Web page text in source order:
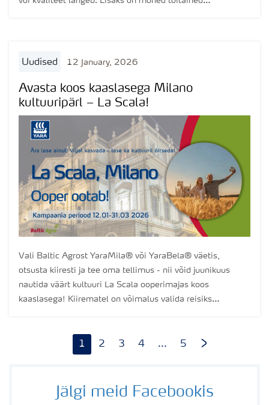
Järgmisena on tähtsad fosfor ja kaalium ning seejärel
uudised 12 January, 2026
Avasta koos kaaslasega Milano
kultuuripärl – La Scala!
Vali Baltic Agrost YaraMila® või YaraBela® väetis,
otsusta kiiresti ja tee oma tellimus - nii võid juunikuus
nautida väärt kultuuri La Scala ooperimajas koos
kaaslasega! Kiirematel on võimalus valida reisiks
1 2 3 4 ... 5
Jälgi meid Facebookis